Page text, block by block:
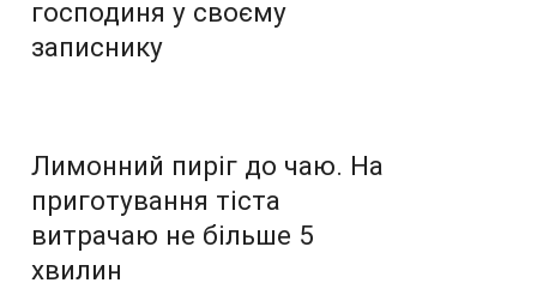
господиня у своєму
записнику
Лимонний пиріг до чаю. На
приготування тіста
витрачаю не більше 5
хвилин